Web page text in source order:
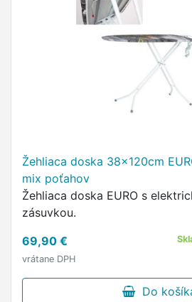
Žehliaca doska 38x120cm
mix poťahov
Žehliaca doska EURO s
zásuvkou.
69,90 €
vrátane DPH
Do